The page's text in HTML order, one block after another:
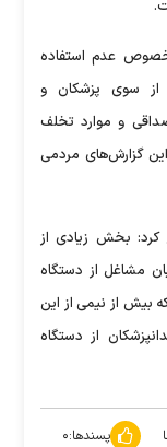
خصوص عدم استفاده
از سوی پزشکان و
و موارد تخلف
گزارش‌های مردمی
کرد: بخش زیادی از
مشاغل از دستگاه
بیش از نیمی از این
از دستگاه
پسندها:۰